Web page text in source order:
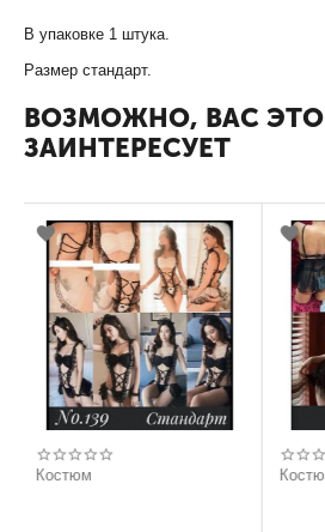
В упаковке 1 штука.
Размер стандарт.
ВОЗМОЖНО, ВАС ЭТО
ЗАИНТЕРЕСУЕТ